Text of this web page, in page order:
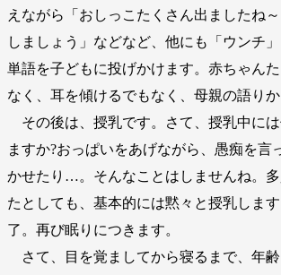
えながら「おしっこたくさん出ましたね
しましょう」などなど、他にも「ウンチ
単語を子どもに投げかけます。赤ちゃん
なく、耳を傾けるでもなく、母親の語りか
その後は、授乳です。さて、授乳中に
ますか?おっぱいをあげながら、愚痴を言
かせたり…。そんなことはしませんね。
たとしても、基本的には黙々と授乳しま
了。再び眠りにつきます。
さて、目を覚ましてから寝るまで、年齢